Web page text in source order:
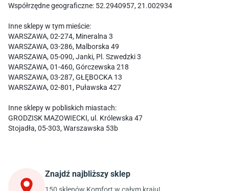
Współrzędne geograficzne: 52.2940957, 21.002934
Inne sklepy w tym mieście:
WARSZAWA, 02-274, Mineralna 3
WARSZAWA, 03-286, Malborska 49
WARSZAWA, 05-090, Janki, Pl. Szwedzki 3
WARSZAWA, 01-460, Górczewska 218
WARSZAWA, 03-287, GŁĘBOCKA 13
WARSZAWA, 02-801, Puławska 427
Inne sklepy w pobliskich miastach:
GRODZISK MAZOWIECKI, ul. Królewska 47
Stojadła, 05-303, Warszawska 53b
Znajdź najbliższy sklep